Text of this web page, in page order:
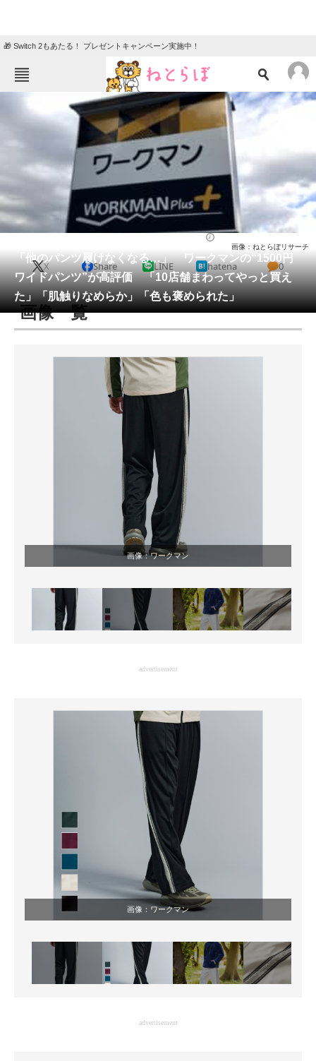
🎁 Switch 2もあたる！ プレゼントキャンペーン実施中！
ねとらぼメニュー
ニュース
クイズ
グルメ
住まい 教育・育児
動物
会員記事
メディア
注目記事を集めた総合ページ
スマホと通信の最新トレンド
進化するPCとデバイスの未来
ビジネスと働き方のヒント
企業ITのトレンドを詳説
経営リーダーのコミュニティ
マーケ×ITの今がよく分かる
ITエンジニア向け専門サイト
製造業のIT導入・活用を支援
モノづくり技術者専門サイト
エレクトロニクス専門サイト
エネルギーの専門メディア
ちょっと気になるネットの話題
「他のパンツ履けなくなる…」 ワークマンの“1500円
ワイドパンツ”が高評価 「10店舗まわってやっと買え
た」「肌触りなめらか」「色も褒められた」
画像：ねとらぼリサーチ
X Share LINE hatena 0
画像一覧
画像：ワークマン
advertisement
画像： ワークマン
advertisement